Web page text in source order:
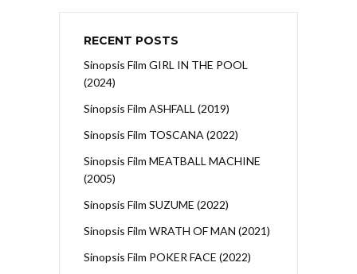
RECENT POSTS
Sinopsis Film GIRL IN THE POOL
(2024)
Sinopsis Film ASHFALL (2019)
Sinopsis Film TOSCANA (2022)
Sinopsis Film MEATBALL MACHINE
(2005)
Sinopsis Film SUZUME (2022)
Sinopsis Film WRATH OF MAN (2021)
Sinopsis Film POKER FACE (2022)